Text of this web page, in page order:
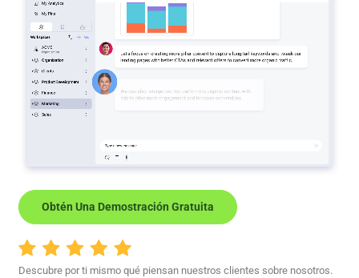
Obtén Una Demostración Gratuita
Descubre por ti mismo qué piensan nuestros clientes sobre nosotros.